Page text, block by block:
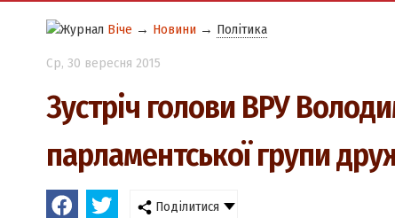
Віче → Новини → Політика
Ср, 30 вересня 2015
Зустріч голови ВРУ
парламентської групи
Поділитися